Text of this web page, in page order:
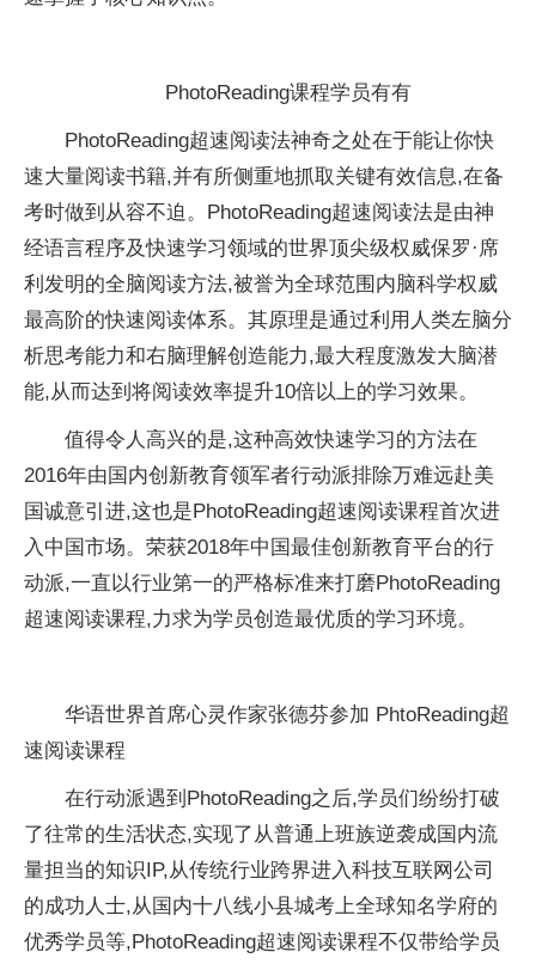
PhotoReading课程学员有有
PhotoReading超速阅读法神奇之处在于能让你快
速大量阅读书籍,并有所侧重地抓取关键有效信息,在备
考时做到从容不迫。PhotoReading超速阅读法是由神
经语言程序及快速学习领域的世界顶尖级权威保罗·席
利发明的全脑阅读方法,被誉为全球范围内脑科学权威
最高阶的快速阅读体系。其原理是通过利用人类左脑分
析思考能力和右脑理解创造能力,最大程度激发大脑潜
能,从而达到将阅读效率提升10倍以上的学习效果。
值得令人高兴的是,这种高效快速学习的方法在
2016年由国内创新教育领军者行动派排除万难远赴美
国诚意引进,这也是PhotoReading超速阅读课程首次进
入中国市场。荣获2018年中国最佳创新教育平台的行
动派,一直以行业第一的严格标准来打磨PhotoReading
超速阅读课程,力求为学员创造最优质的学习环境。
华语世界首席心灵作家张德芬参加 PhtoReading超
速阅读课程
在行动派遇到PhotoReading之后,学员们纷纷打破
了往常的生活状态,实现了从普通上班族逆袭成国内流
量担当的知识IP,从传统行业跨界进入科技互联网公司
的成功人士,从国内十八线小县城考上全球知名学府的
优秀学员等,PhotoReading超速阅读课程不仅带给学员